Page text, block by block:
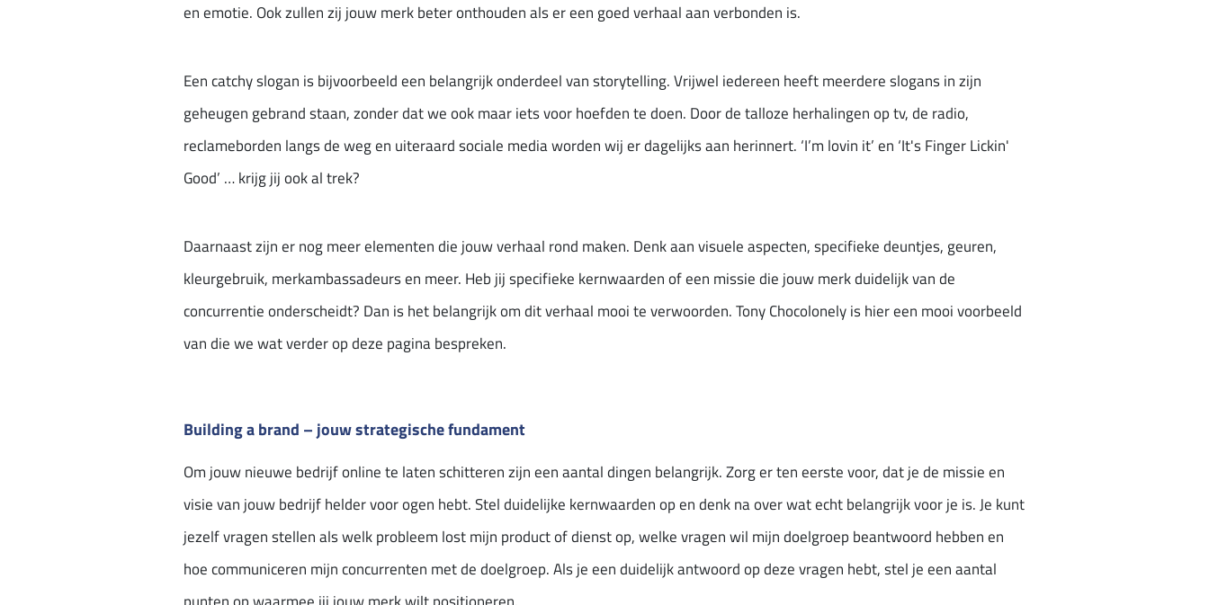
en emotie. Ook zullen zij jouw merk beter onthouden als er een goed verhaal aan verbonden is.
Een catchy slogan is bijvoorbeeld een belangrijk onderdeel van storytelling. Vrijwel iedereen heeft meerdere slogans in zijn
geheugen gebrand staan, zonder dat we ook maar iets voor hoefden te doen. Door de talloze herhalingen op tv, de radio,
reclameborden langs de weg en uiteraard sociale media worden wij er dagelijks aan herinnert. ‘I’m lovin it’ en ‘It's Finger Lickin'
Good’ … krijg jij ook al trek?
Daarnaast zijn er nog meer elementen die jouw verhaal rond maken. Denk aan visuele aspecten, specifieke deuntjes, geuren,
kleurgebruik, merkambassadeurs en meer. Heb jij specifieke kernwaarden of een missie die jouw merk duidelijk van de
concurrentie onderscheidt? Dan is het belangrijk om dit verhaal mooi te verwoorden. Tony Chocolonely is hier een mooi voorbeeld
van die we wat verder op deze pagina bespreken.
Building a brand – jouw strategische fundament
Om jouw nieuwe bedrijf online te laten schitteren zijn een aantal dingen belangrijk. Zorg er ten eerste voor, dat je de missie en
visie van jouw bedrijf helder voor ogen hebt. Stel duidelijke kernwaarden op en denk na over wat echt belangrijk voor je is. Je kunt
jezelf vragen stellen als welk probleem lost mijn product of dienst op, welke vragen wil mijn doelgroep beantwoord hebben en
hoe communiceren mijn concurrenten met de doelgroep. Als je een duidelijk antwoord op deze vragen hebt, stel je een aantal